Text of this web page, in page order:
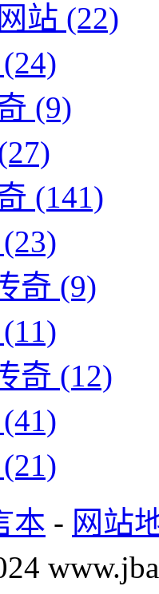
站 (22)
(24)
(9)
(141)
(23)
奇 (9)
(11)
奇 (12)
(41)
(21)
本 - 网站